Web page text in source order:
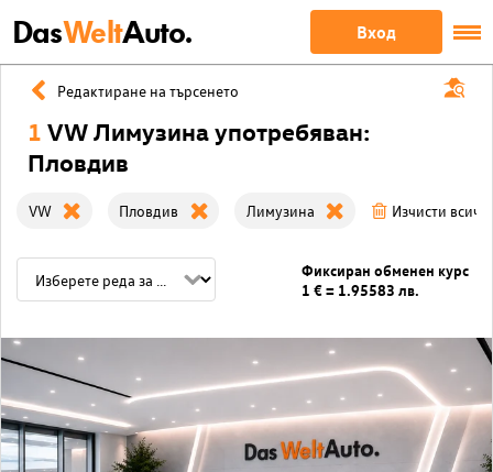
DasWeltAuto. Вход
Редактиране на търсенето
1 VW Лимузина употребяван:
Пловдив
VW Пловдив Лимузина Изчисти
Фиксиран обменен курс
1 € = 1.95583 лв.